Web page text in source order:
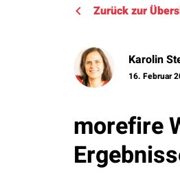
Zurück zur
Karolin
16. Februar
morefire